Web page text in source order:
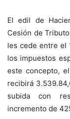
El edil de
Cesión de
les cede entre el
los impuestos
este concepto,
recibirá
subida con
incremento de